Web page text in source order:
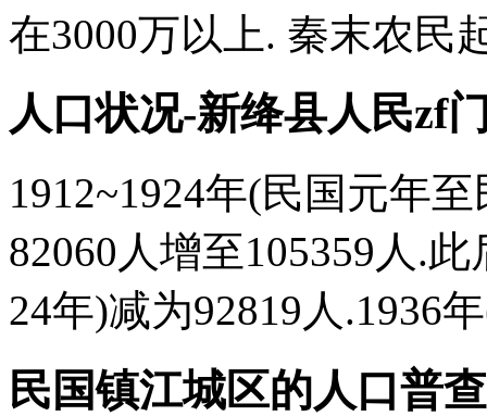
在3000万以上. 秦末农民
人口状况-新绛县人民zf
1912~1924年(民国元年
82060人增至105359人.
24年)减为92819人.1936
民国镇江城区的人口普查